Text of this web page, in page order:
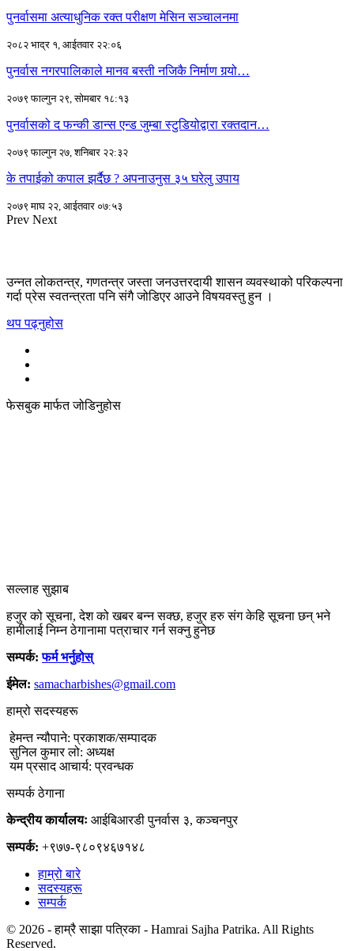
पुनर्वासमा अत्याधुनिक रक्त परीक्षण मेसिन सञ्चालनमा
२०८२ भाद्र १, आईतवार २२:०६
पुनर्वास नगरपालिकाले मानव बस्ती नजिकै निर्माण गर्‍यो…
२०७९ फाल्गुन २९, सोमबार १८:१३
पुनर्वासको द फन्की डान्स एन्ड जुम्बा स्टुडियोद्वारा रक्तदान…
२०७९ फाल्गुन २७, शनिबार २२:३२
के तपाईको कपाल झर्दैछ ? अपनाउनुस ३५ घरेलु उपाय
२०७९ माघ २२, आईतवार ०७:५३
Prev Next
उन्नत लोकतन्त्र, गणतन्त्र जस्ता जनउत्तरदायी शासन व्यवस्थाको परिकल्पना
गर्दा प्रेस स्वतन्त्रता पनि संगै जोडिएर आउने विषयवस्तु हुन ।
थप पढ्नुहोस
फेसबुक मार्फत जोडिनुहोस
सल्लाह सुझाब
हजुर को सूचना, देश को खबर बन्न सक्छ, हजुर हरु संग केहि सूचना छन् भने
हामीलाई निम्न ठेगानामा पत्राचार गर्न सक्नु हुनेछ
सम्पर्क:फर्म भर्नुहोस्
ईमेल: samacharbishes@gmail.com
हाम्रो सदस्यहरू
हेमन्त न्यौपाने: प्रकाशक/सम्पादक
सुनिल कुमार लो: अध्यक्ष
यम प्रसाद आचार्य: प्रवन्धक
सम्पर्क ठेगाना
केन्द्रीय कार्यालयः आईबिआरडी पुनर्वास ३, कञ्चनपुर
सम्पर्क: +९७७-९८०९४६७१४८
हाम्रो बारे
सदस्यहरू
सम्पर्क
© 2026 - हाम्रै साझा पत्रिका - Hamrai Sajha Patrika. All Rights
Reserved.